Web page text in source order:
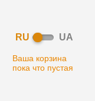
RU UA
Ваша корзина
пока что пустая